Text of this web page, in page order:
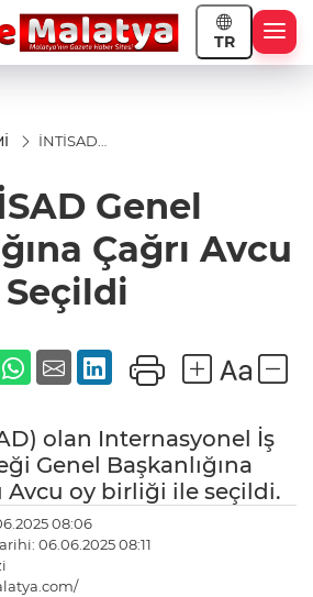
TR
İNTİSAD
Çağrı Avcu
Seçildi
Genel
Çağrı Avcu
Seçildi
olan Internasyonel İş
Genel Başkanlığına
Avcu oy birliği ile seçildi.
08:06
06.06.2025 08:11